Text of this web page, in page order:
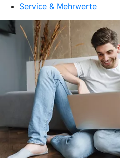
Service & Mehrwerte